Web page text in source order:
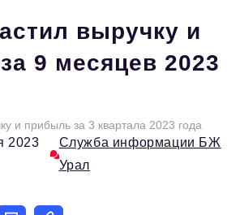
выручку и
9 месяцев 2023
и прибыль за 3 квартала 2023 года
2023
Служба информации БЖ
Урал